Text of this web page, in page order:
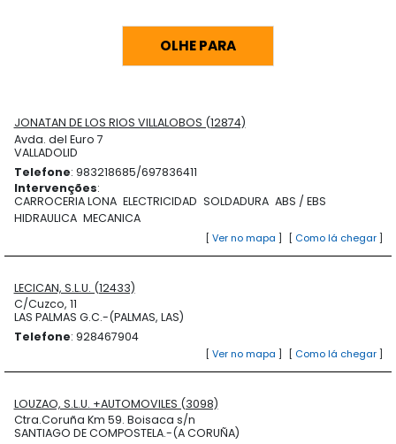
JONATAN DE LOS RIOS VILLALOBOS (12874)
Avda. del Euro 7
VALLADOLID
Telefone: 983218685/697836411
Intervenções:
CARROCERIA LONA ELECTRICIDAD SOLDADURA ABS / EBS
HIDRAULICA MECANICA
[ Como lá chegar]
[ Ver no mapa ]
LECICAN, S.L.U. (12433)
C/Cuzco, 11
LAS PALMAS G.C.-(PALMAS, LAS)
Telefone: 928467904
[ Como lá chegar]
[ Ver no mapa ]
LOUZAO, S.L.U. +AUTOMOVILES (3098)
Ctra.Coruña Km 59. Boisaca s/n
SANTIAGO DE COMPOSTELA.-(A CORUÑA)